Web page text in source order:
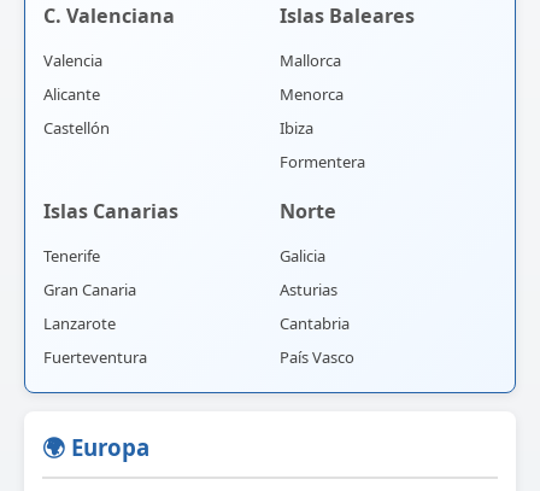
C. Valenciana
Valencia
Alicante
Castellón
Islas Baleares
Mallorca
Menorca
Ibiza
Formentera
Islas Canarias
Tenerife
Gran Canaria
Lanzarote
Fuerteventura
Norte
Galicia
Asturias
Cantabria
País Vasco
🌍 Europa